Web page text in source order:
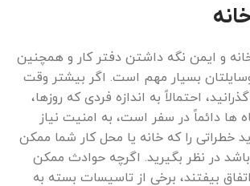
و ایمن نگه داشتن دفتر کار و همچنین
بسیار مهم است. اگر بیشتر وقت
احتمالاً به اندازه فردی که روزها،
ها دائماً در سفر است، به امنیت نیاز
خطراتی را که خانه یا محل کار شما ممکن
در نظر بگیرید. اگرچه حوادث ممکن
بیفتند، برخی از تاسیسات بسته به